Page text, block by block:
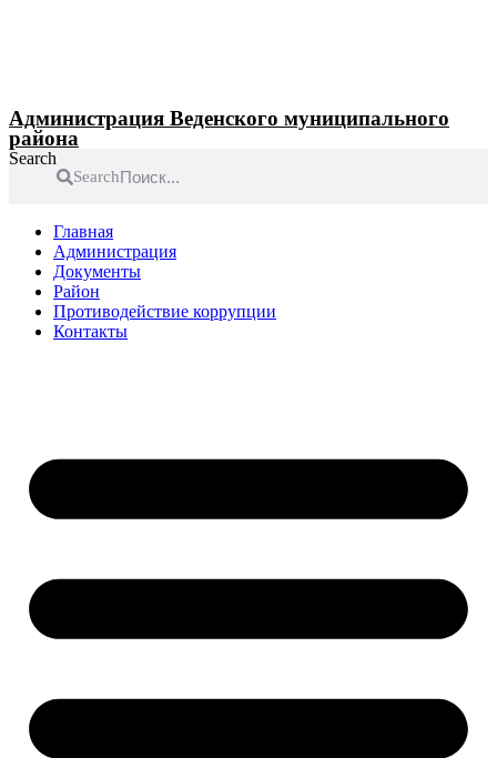
Администрация Веденского муниципального
района
Search
Search
Главная
Администрация
Документы
Район
Противодействие коррупции
Контакты